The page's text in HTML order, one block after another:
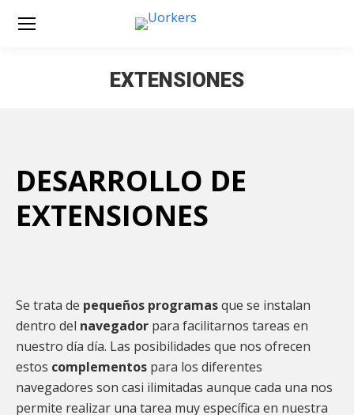
EXTENSIONES
DESARROLLO DE
EXTENSIONES
Se trata de pequeños programasque se instalan
dentro del navegador para facilitarnos tareas en
nuestro día día. Las posibilidades que nos ofrecen
estos complementos para los diferentes
navegadores son casi ilimitadas aunque cada una nos
permite realizar una tarea muy específica en nuestra